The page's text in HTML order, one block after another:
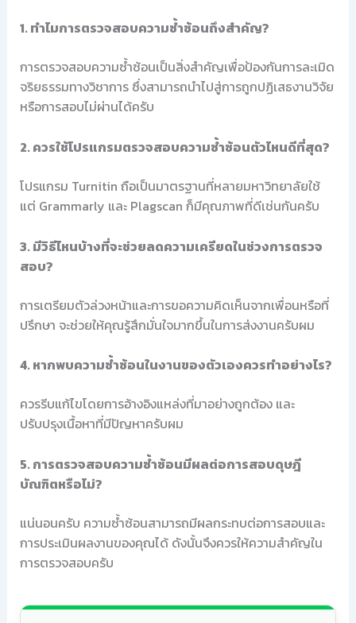
1. ทำไมการตรวจสอบความซ้ำซ้อนถึงสำคัญ?
การตรวจสอบความซ้ำซ้อนเป็นสิ่งสำคัญเพื่อป้องกันการละเมิด
จริยธรรมทางวิชาการ ซึ่งสามารถนำไปสู่การถูกปฏิเสธงานวิจัย
หรือการสอบไม่ผ่านได้ครับ
2. ควรใช้โปรแกรมตรวจสอบความซ้ำซ้อนตัวไหนดีที่สุด?
โปรแกรม Turnitin ถือเป็นมาตรฐานที่หลายมหาวิทยาลัยใช้
แต่ Grammarly และ Plagscan ก็มีคุณภาพที่ดีเช่นกันครับ
3. มีวิธีไหนบ้างที่จะช่วยลดความเครียดในช่วงการตรวจ
สอบ?
การเตรียมตัวล่วงหน้าและการขอความคิดเห็นจากเพื่อนหรือที่
ปรึกษา จะช่วยให้คุณรู้สึกมั่นใจมากขึ้นในการส่งงานครับผม
4. หากพบความซ้ำซ้อนในงานของตัวเองควรทำอย่างไร?
ควรรีบแก้ไขโดยการอ้างอิงแหล่งที่มาอย่างถูกต้อง และ
ปรับปรุงเนื้อหาที่มีปัญหาครับผม
5. การตรวจสอบความซ้ำซ้อนมีผลต่อการสอบดุษฎี
บัณฑิตหรือไม่?
แน่นอนครับ ความซ้ำซ้อนสามารถมีผลกระทบต่อการสอบและ
การประเมินผลงานของคุณได้ ดังนั้นจึงควรให้ความสำคัญใน
การตรวจสอบครับ